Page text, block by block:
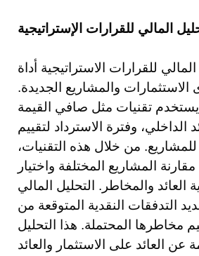
المالي للقرارات الإستراتيجية
للقرارات الاستراتيجية أداة
الاستثمارات والمشاريع الجديدة.
يستخدم تقنيات مثل صافي القيمة
الداخلي، وفترة الاسترداد لتقييم
للمشاريع. من خلال هذه التقنيات،
المشاريع المختلفة واختيار
العائد والمخاطر. التحليل المالي
التدفقات النقدية المتوقعة من
مخاطرها المحتملة. هذا التحليل
عن العائد على الاستثمار والعائد